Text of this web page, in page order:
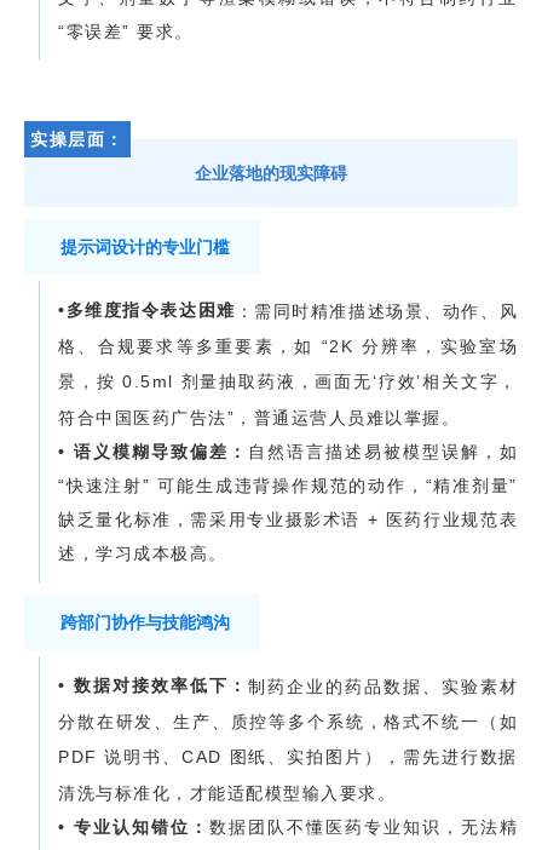
“零误差” 要求。
实操层面：
企业落地的现实障碍
提示词设计的专业门槛
•多维度指令表达困难 ：需同时精准描述场景、动作、风
格、合规要求等多重要素，如 “2K 分辨率，实验室场
景，按 0.5ml 剂量抽取药液，画面无‘疗效’相关文字，
符合中国医药广告法”，普通运营人员难以掌握。
• 语义模糊导致偏差： 自然语言描述易被模型误解，如
“快速注射” 可能生成违背操作规范的动作，“精准剂量”
缺乏量化标准，需采用专业摄影术语 + 医药行业规范表
述，学习成本极高。
跨部门协作与技能鸿沟
• 数据对接效率低下： 制药企业的药品数据、实验素材
分散在研发、生产、质控等多个系统，格式不统一（如
PDF 说明书、CAD 图纸、实拍图片），需先进行数据
清洗与标准化，才能适配模型输入要求。
• 专业认知错位： 数据团队不懂医药专业知识，无法精